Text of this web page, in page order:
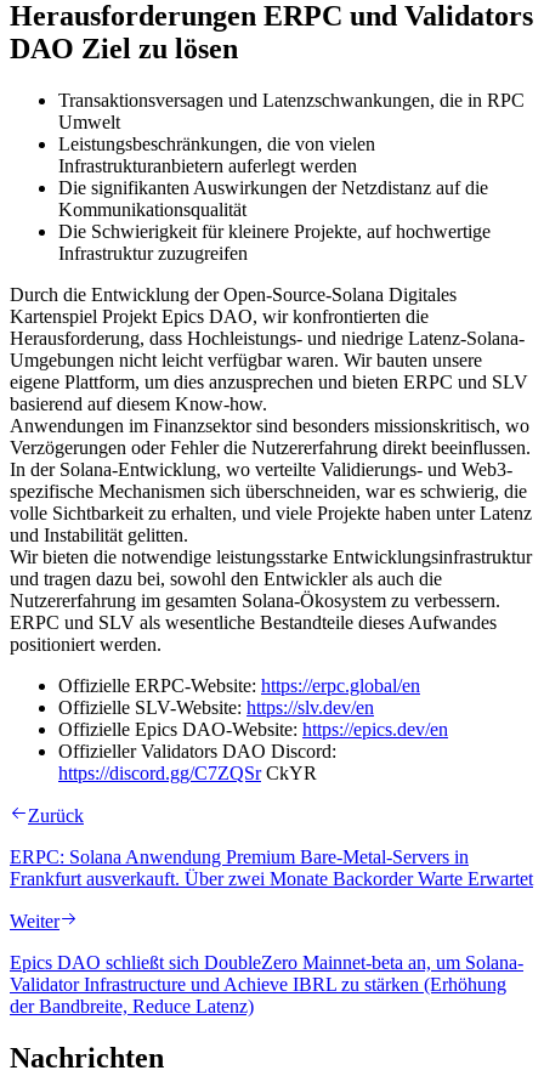
Herausforderungen ERPC und Validators
DAO Ziel zu lösen
Transaktionsversagen und Latenzschwankungen, die in RPC
Umwelt
Leistungsbeschränkungen, die von vielen
Infrastrukturanbietern auferlegt werden
Die signifikanten Auswirkungen der Netzdistanz auf die
Kommunikationsqualität
Die Schwierigkeit für kleinere Projekte, auf hochwertige
Infrastruktur zuzugreifen
Durch die Entwicklung der Open-Source-Solana Digitales
Kartenspiel Projekt Epics DAO, wir konfrontierten die
Herausforderung, dass Hochleistungs- und niedrige Latenz-Solana-
Umgebungen nicht leicht verfügbar waren. Wir bauten unsere
eigene Plattform, um dies anzusprechen und bieten ERPC und SLV
basierend auf diesem Know-how.
Anwendungen im Finanzsektor sind besonders missionskritisch, wo
Verzögerungen oder Fehler die Nutzererfahrung direkt beeinflussen.
In der Solana-Entwicklung, wo verteilte Validierungs- und Web3-
spezifische Mechanismen sich überschneiden, war es schwierig, die
volle Sichtbarkeit zu erhalten, und viele Projekte haben unter Latenz
und Instabilität gelitten.
Wir bieten die notwendige leistungsstarke Entwicklungsinfrastruktur
und tragen dazu bei, sowohl den Entwickler als auch die
Nutzererfahrung im gesamten Solana-Ökosystem zu verbessern.
ERPC und SLV als wesentliche Bestandteile dieses Aufwandes
positioniert werden.
Offizielle ERPC-Website: https://erpc.global/en
Offizielle SLV-Website: https://slv.dev/en
Offizielle Epics DAO-Website: https://epics.dev/en
Offizieller Validators DAO Discord:
https://discord.gg/C7ZQSrCkYR
Zurück
ERPC: Solana Anwendung Premium Bare-Metal-Servers in
Frankfurt ausverkauft. Über zwei Monate Backorder Warte Erwartet
Weiter
Epics DAO schließt sich DoubleZero Mainnet-beta an, um Solana-
Validator Infrastructure und Achieve IBRL zu stärken (Erhöhung
der Bandbreite, Reduce Latenz)
Nachrichten